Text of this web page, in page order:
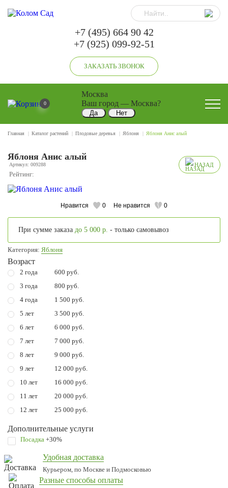
+7 (495) 664 90 42
+7 (925) 099-92-51
ЗАКАЗАТЬ ЗВОНОК
0
Москва
Ваш город — Москва?
Главная Каталог растений Плодовые деревья Яблоня Яблоня Анис алый
Яблоня Анис алый
Артикул: 009288
Рейтинг:
НАЗАД
Нравится 0 Не нравится 0
При сумме заказа до 5 000 р. - только самовывоз
Категория: Яблоня
Возраст
2 года
600 руб.
3 года
800 руб.
4 года
1 500 руб.
5 лет
3 500 руб.
6 лет
6 000 руб.
7 лет
7 000 руб.
8 лет
9 000 руб.
9 лет
12 000 руб.
10 лет
16 000 руб.
11 лет
20 000 руб.
12 лет
25 000 руб.
Дополнительные услуги
Посадка +30%
Удобная доставка
Курьером, по Москве и Подмосковью
Разные способы оплаты